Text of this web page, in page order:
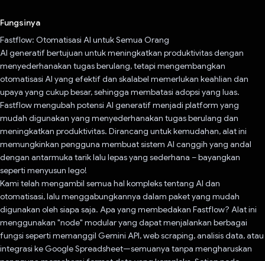
Fungsinya
Fastflow: Otomatisasi AI untuk Semua Orang
AI generatif bertujuan untuk meningkatkan produktivitas dengan
menyederhanakan tugas berulang, tetapi mengembangkan
otomatisasi AI yang efektif dan skalabel memerlukan keahlian dan
upaya yang cukup besar, sehingga membatasi adopsi yang luas.
Fastflow mengubah potensi AI generatif menjadi platform yang
mudah digunakan yang menyederhanakan tugas berulang dan
meningkatkan produktivitas. Dirancang untuk kemudahan, alat ini
memungkinkan pengguna membuat sistem AI canggih yang andal
dengan antarmuka tarik lalu lepas yang sederhana – bayangkan
seperti menyusun lego!
Kami telah mengambil semua hal kompleks tentang AI dan
otomatisasi, lalu menggabungkannya dalam paket yang mudah
digunakan oleh siapa saja. Apa yang membedakan Fastflow? Alat ini
menggunakan "node" modular yang dapat menjalankan berbagai
fungsi seperti memanggil Gemini API, web scraping, analisis data, atau
integrasi ke Google Spreadsheet—semuanya tanpa mengharuskan